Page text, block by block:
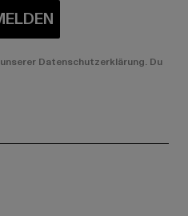
Datenschutzerklärung. Du